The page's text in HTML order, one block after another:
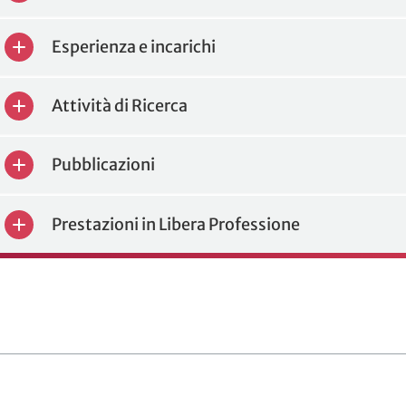
Esperienza e incarichi
Attività di Ricerca
Pubblicazioni
Prestazioni in Libera Professione